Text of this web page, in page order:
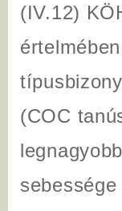
(IV.12)
(COC